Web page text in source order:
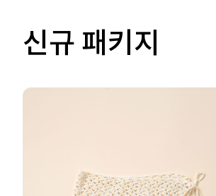
신규 패키지